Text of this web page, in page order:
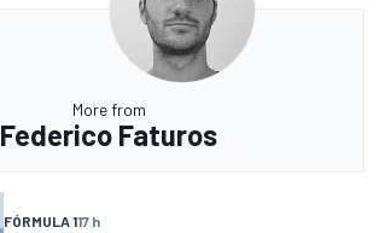
More from
Federico Faturos
FÓRMULA 117 h